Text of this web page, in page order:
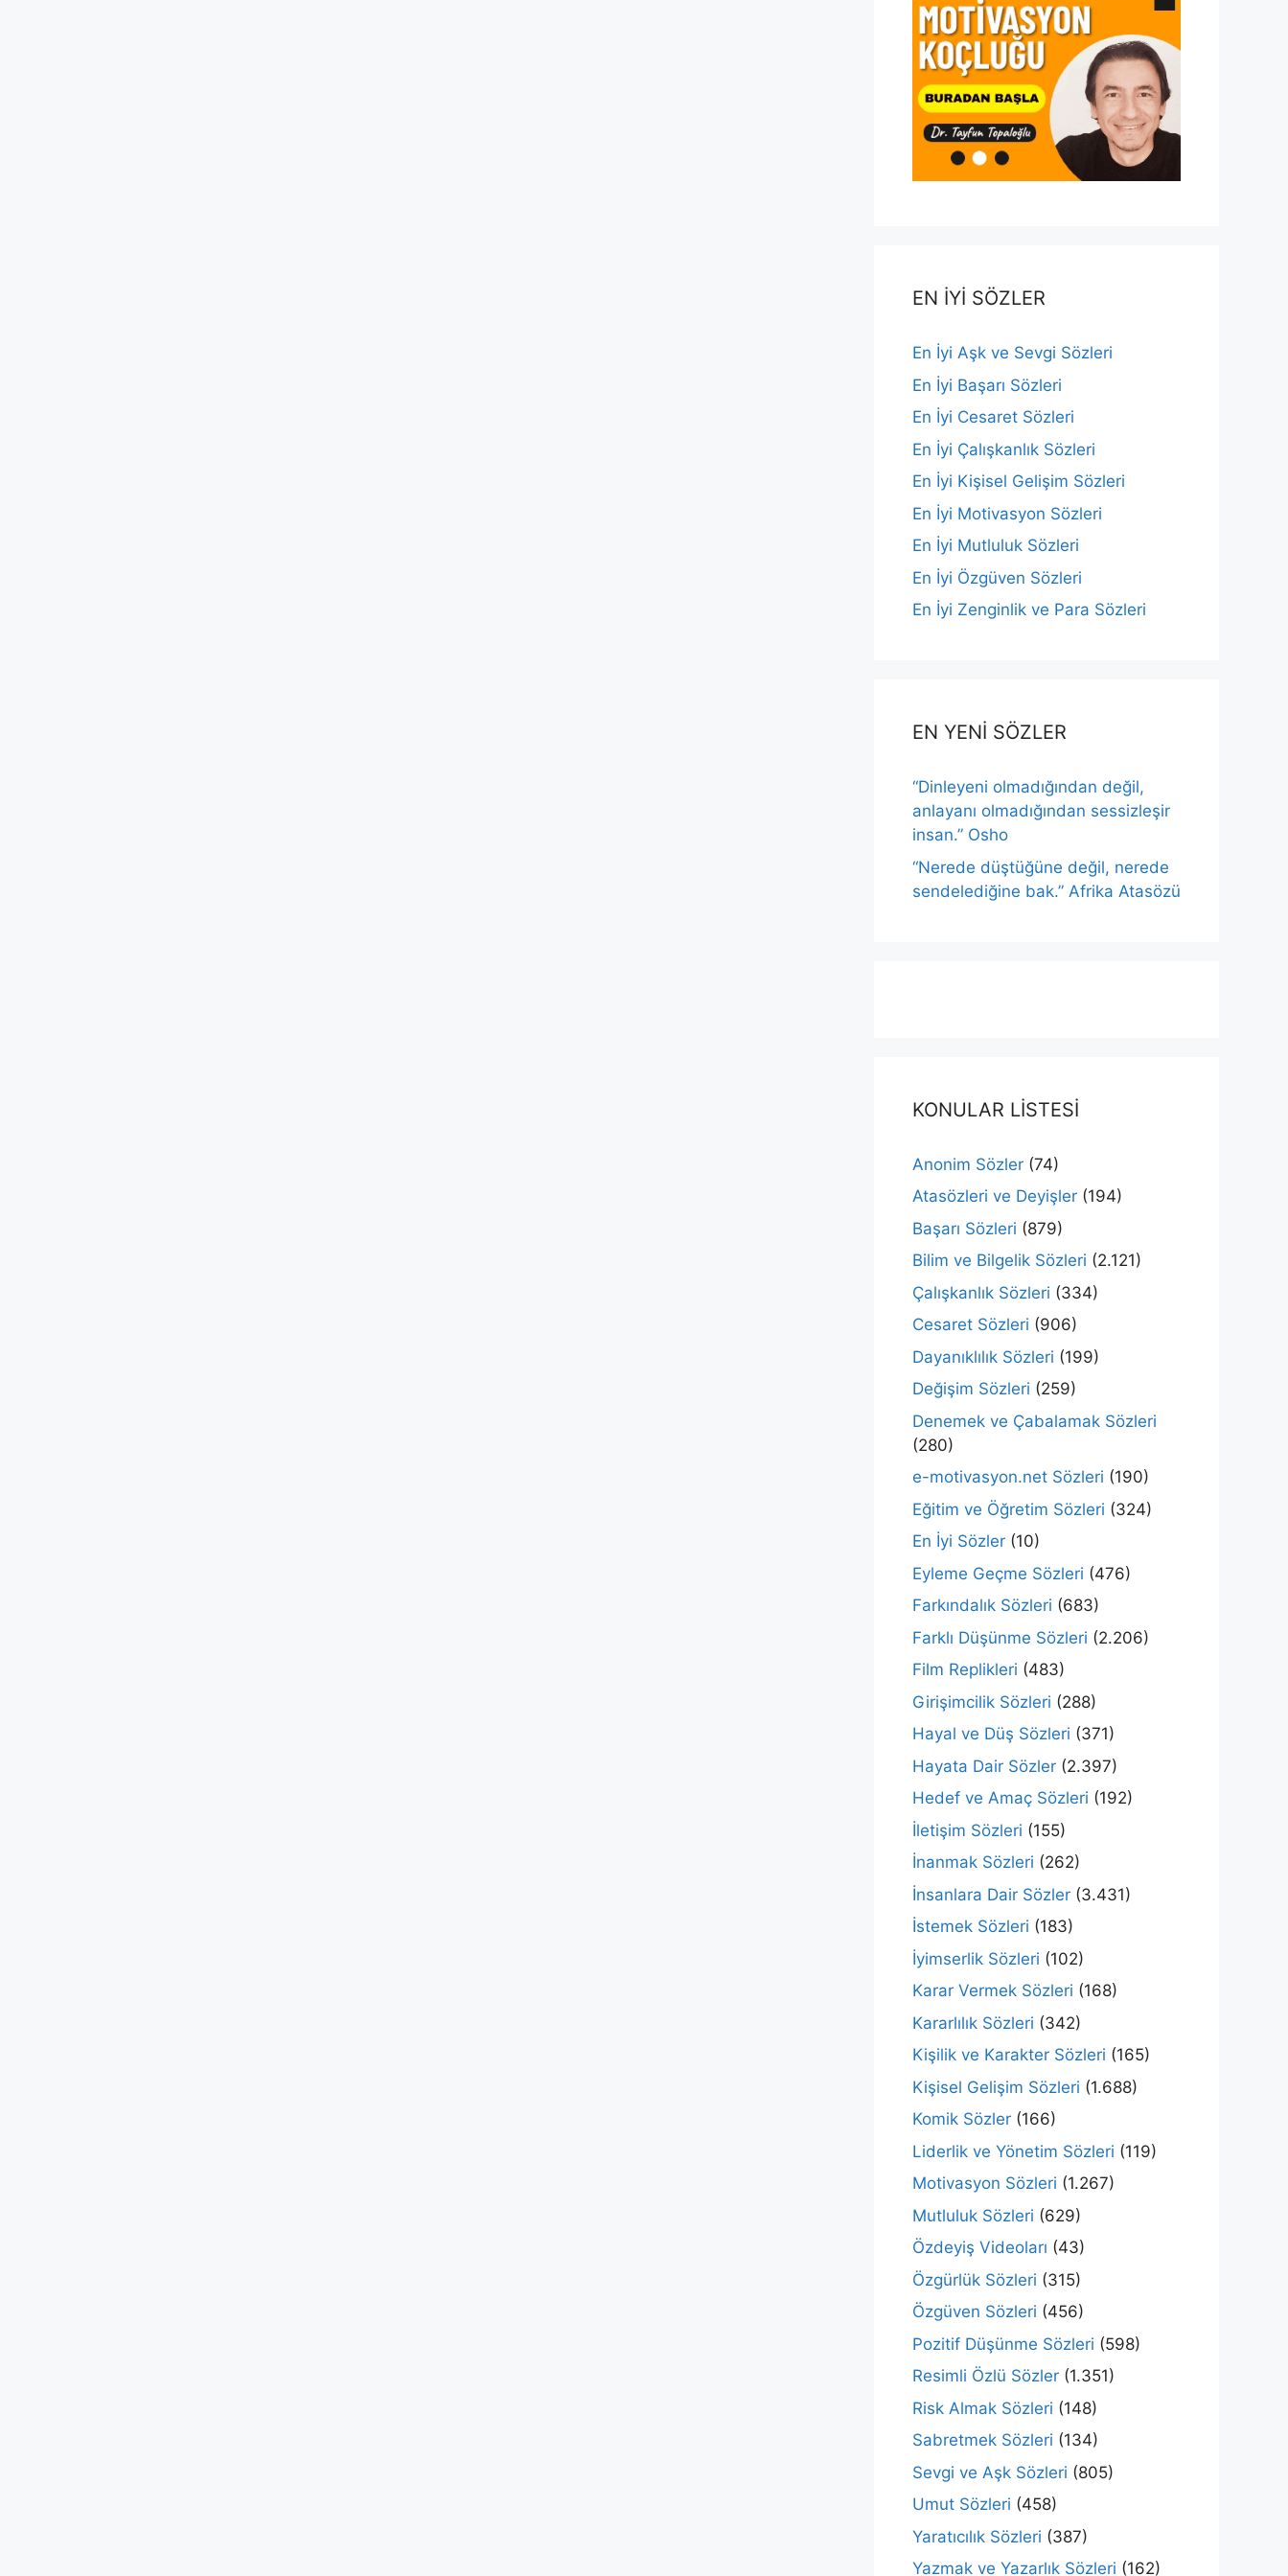
EN İYİ SÖZLER
En İyi Aşk ve Sevgi Sözleri
En İyi Başarı Sözleri
En İyi Cesaret Sözleri
En İyi Çalışkanlık Sözleri
En İyi Kişisel Gelişim Sözleri
En İyi Motivasyon Sözleri
En İyi Mutluluk Sözleri
En İyi Özgüven Sözleri
En İyi Zenginlik ve Para Sözleri
EN YENİ SÖZLER
“Dinleyeni olmadığından değil,
anlayanı olmadığından sessizleşir
insan.” Osho
“Nerede düştüğüne değil, nerede
sendelediğine bak.” Afrika Atasözü
KONULAR LİSTESİ
Anonim Sözler (74)
Atasözleri ve Deyişler (194)
Başarı Sözleri (879)
Bilim ve Bilgelik Sözleri (2.121)
Çalışkanlık Sözleri (334)
Cesaret Sözleri (906)
Dayanıklılık Sözleri (199)
Değişim Sözleri (259)
Denemek ve Çabalamak Sözleri
(280)
e-motivasyon.net Sözleri (190)
Eğitim ve Öğretim Sözleri (324)
En İyi Sözler (10)
Eyleme Geçme Sözleri (476)
Farkındalık Sözleri (683)
Farklı Düşünme Sözleri (2.206)
Film Replikleri (483)
Girişimcilik Sözleri (288)
Hayal ve Düş Sözleri (371)
Hayata Dair Sözler (2.397)
Hedef ve Amaç Sözleri (192)
İletişim Sözleri (155)
İnanmak Sözleri (262)
İnsanlara Dair Sözler (3.431)
İstemek Sözleri (183)
İyimserlik Sözleri (102)
Karar Vermek Sözleri (168)
Kararlılık Sözleri (342)
Kişilik ve Karakter Sözleri (165)
Kişisel Gelişim Sözleri (1.688)
Komik Sözler (166)
Liderlik ve Yönetim Sözleri (119)
Motivasyon Sözleri (1.267)
Mutluluk Sözleri (629)
Özdeyiş Videoları (43)
Özgürlük Sözleri (315)
Özgüven Sözleri (456)
Pozitif Düşünme Sözleri (598)
Resimli Özlü Sözler (1.351)
Risk Almak Sözleri (148)
Sabretmek Sözleri (134)
Sevgi ve Aşk Sözleri (805)
Umut Sözleri (458)
Yaratıcılık Sözleri (387)
Yazmak ve Yazarlık Sözleri (162)